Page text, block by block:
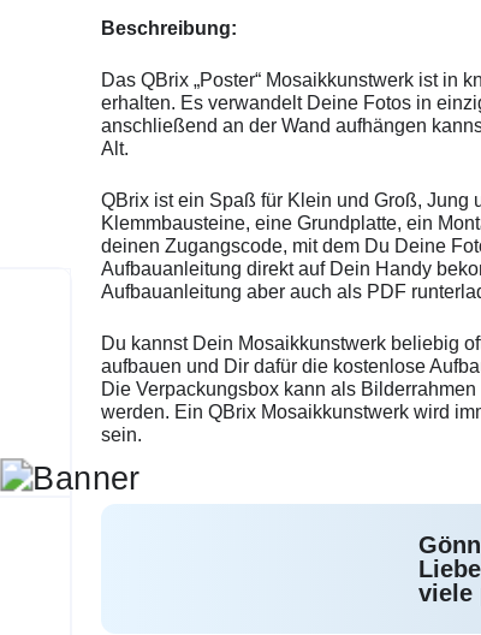
Beschreibung:
Das QBrix „Poster“ Mosaikkunstwerk ist in
erhalten. Es verwandelt Deine Fotos in
anschließend an der Wand aufhängen
Alt.
QBrix ist ein Spaß für Klein und Groß, Jung
Klemmbausteine, eine Grundplatte, ein
deinen Zugangscode, mit dem Du Deine
Aufbauanleitung direkt auf Dein Handy
Aufbauanleitung aber auch als PDF
Du kannst Dein Mosaikkunstwerk beliebig
aufbauen und Dir dafür die kostenlose
Die Verpackungsbox kann als
werden. Ein QBrix Mosaikkunstwerk wird
sein.
viele